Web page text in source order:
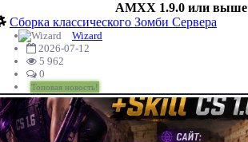
AMXX 1.9.0 или выше
Сборка классического Зомби Сервера
Wizard
2026-07-12
5 962
0
Топовая новость!